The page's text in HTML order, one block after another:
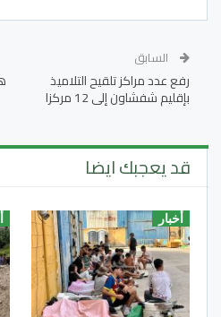
السابق
رفع عدد مراكز تلقيح التلاميذ
بإقليم شفشاون إلى 12 مركزا
قد يعجبك ايضا
أخبار